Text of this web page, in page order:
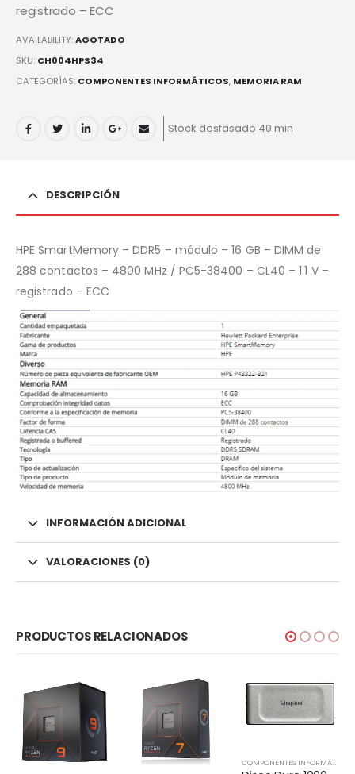
registrado – ECC
AVAILABILITY:AGOTADO
SKU: CH004HPS34
CATEGORÍAS: COMPONENTES INFORMÁTICOS, MEMORIA RAM
Stock desfasado 40 min
DESCRIPCIÓN
HPE SmartMemory – DDR5 – módulo – 16 GB – DIMM de
288 contactos – 4800 MHz / PC5-38400 – CL40 – 1.1 V –
registrado – ECC
INFORMACIÓN ADICIONAL
VALORACIONES (0)
PRODUCTOS RELACIONADOS
COMPONENTES INFORMÁTICOS